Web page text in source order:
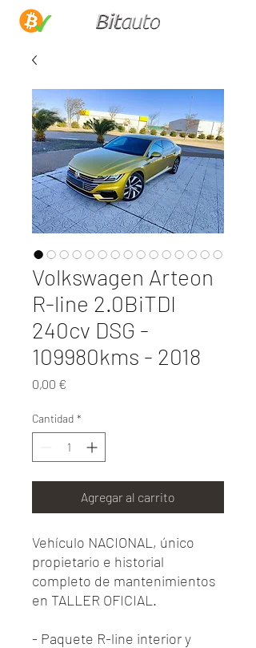
Volkswagen Arteon
R-line 2.0BiTDI
240cv DSG -
109980kms - 2018
0,00 €
Cantidad *
Agregar al carrito
Vehículo NACIONAL, único
propietario e historial
completo de mantenimientos
en TALLER OFICIAL.
- Paquete R-line interior y